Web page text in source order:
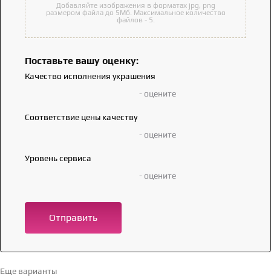
Добавляйте изображения в форматах jpg, png
размером файла до 5Мб. Максимальное количество
файлов - 5.
Поставьте вашу оценку:
Качество исполнения украшения
- оцените
Соответствие цены качеству
- оцените
Уровень сервиса
- оцените
Отправить
Еще варианты